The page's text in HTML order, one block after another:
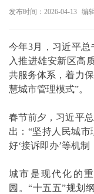
发布时间：2026-04-13 编
今年3月，习近平
入推进雄安新区高
共服务体系，着力
慧城市管理模式”。
春节前夕，习近平
出：“坚持人民城
好‘接诉即办’等机
城市是现代化的
园。“十五五”规划